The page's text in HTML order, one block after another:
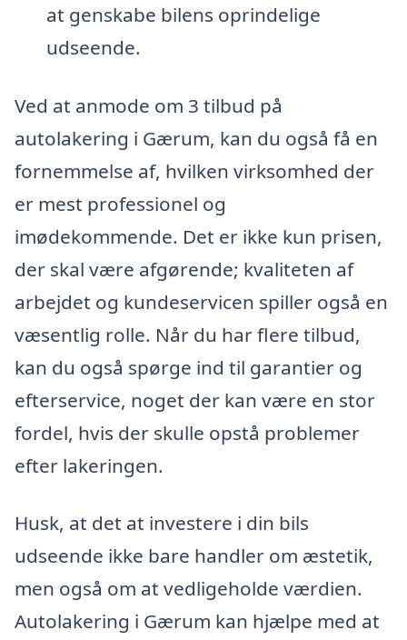
at genskabe bilens oprindelige
udseende.
Ved at anmode om 3 tilbud på
autolakering i Gærum, kan du også få en
fornemmelse af, hvilken virksomhed der
er mest professionel og
imødekommende. Det er ikke kun prisen,
der skal være afgørende; kvaliteten af
arbejdet og kundeservicen spiller også en
væsentlig rolle. Når du har flere tilbud,
kan du også spørge ind til garantier og
efterservice, noget der kan være en stor
fordel, hvis der skulle opstå problemer
efter lakeringen.
Husk, at det at investere i din bils
udseende ikke bare handler om æstetik,
men også om at vedligeholde værdien.
Autolakering i Gærum kan hjælpe med at